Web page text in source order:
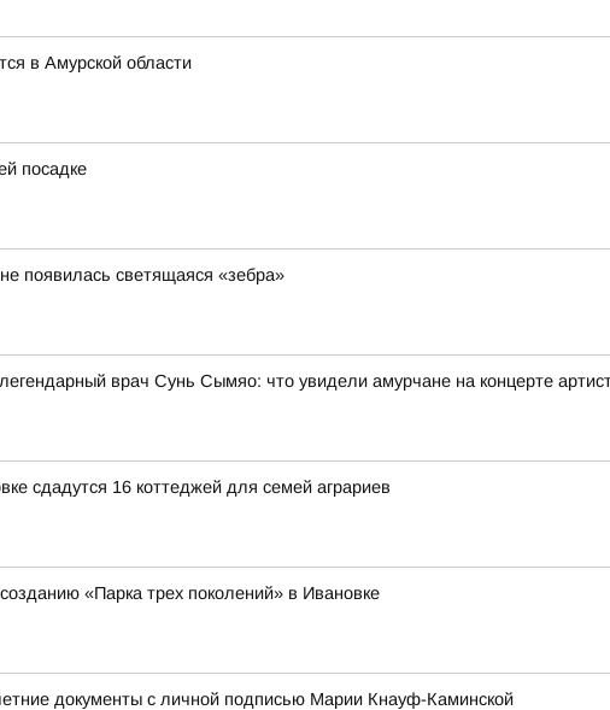
в Амурской области
посадке
появилась светящаяся «зебра»
врач Сунь Сымяо: что увидели амурчане на концерте
сдадутся 16 коттеджей для семей аграриев
«Парка трех поколений» в Ивановке
документы с личной подписью Марии Кнауф-Каминской